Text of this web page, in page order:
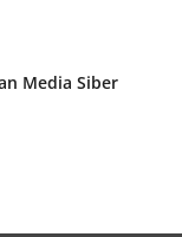
Media Siber